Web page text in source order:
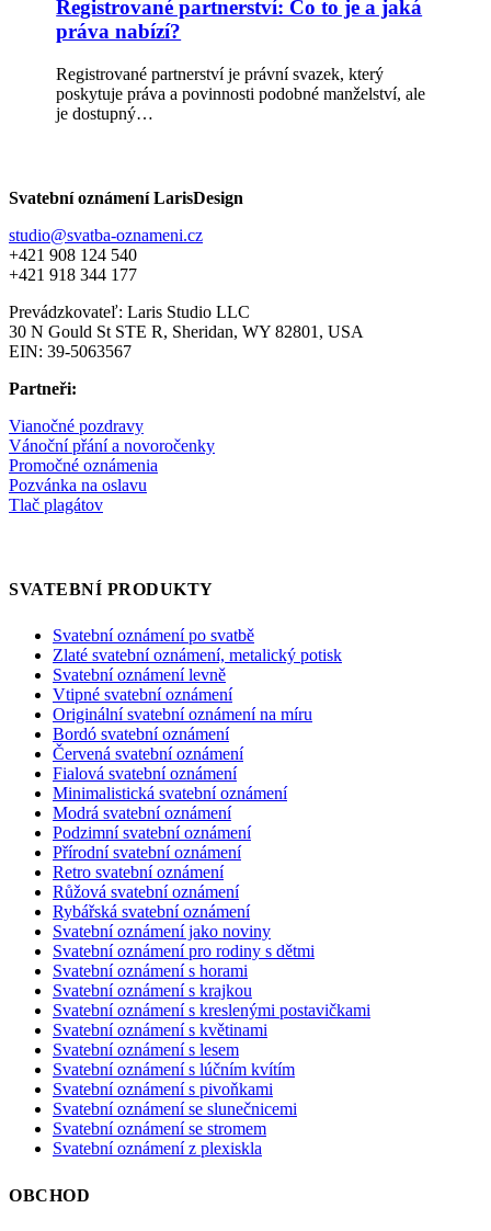
Registrované partnerství: Co to je a jaká
práva nabízí?
Registrované partnerství je právní svazek, který
poskytuje práva a povinnosti podobné manželství, ale
je dostupný…
Svatební oznámení LarisDesign
studio@svatba-oznameni.cz
+421 908 124 540
+421 918 344 177
Prevádzkovateľ: Laris Studio LLC
30 N Gould St STE R, Sheridan, WY 82801, USA
EIN: 39-5063567
Partneři:
Vianočné pozdravy
Vánoční přání a novoročenky
Promočné oznámenia
Pozvánka na oslavu
Tlač plagátov
SVATEBNÍ PRODUKTY
Svatební oznámení po svatbě
Zlaté svatební oznámení, metalický potisk
Svatební oznámení levně
Vtipné svatební oznámení
Originální svatební oznámení na míru
Bordó svatební oznámení
Červená svatební oznámení
Fialová svatební oznámení
Minimalistická svatební oznámení
Modrá svatební oznámení
Podzimní svatební oznámení
Přírodní svatební oznámení
Retro svatební oznámení
Růžová svatební oznámení
Rybářská svatební oznámení
Svatební oznámení jako noviny
Svatební oznámení pro rodiny s dětmi
Svatební oznámení s horami
Svatební oznámení s krajkou
Svatební oznámení s kreslenými postavičkami
Svatební oznámení s květinami
Svatební oznámení s lesem
Svatební oznámení s lúčním kvítím
Svatební oznámení s pivoňkami
Svatební oznámení se slunečnicemi
Svatební oznámení se stromem
Svatební oznámení z plexiskla
OBCHOD